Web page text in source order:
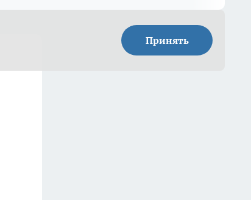
Принять